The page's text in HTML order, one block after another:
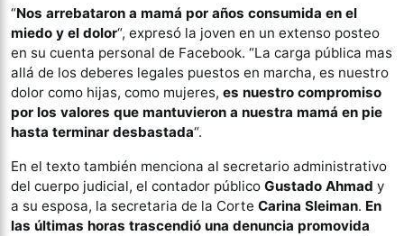
“Nos arrebataron a mamá por años consumida en el
miedo y el dolor“, expresó la joven en un extenso posteo
en su cuenta personal de Facebook. “La carga pública mas
allá de los deberes legales puestos en marcha, es nuestro
dolor como hijas, como mujeres, es nuestro compromiso
por los valores que mantuvieron a nuestra mamá en pie
hasta terminar desbastada“.
En el texto también menciona al secretario administrativo
del cuerpo judicial, el contador público Gustado Ahmad y
a su esposa, la secretaria de la Corte Carina Sleiman. En
las últimas horas trascendió una denuncia promovida